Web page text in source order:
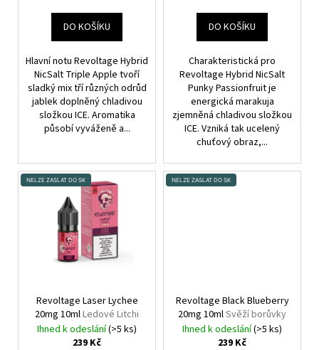
DO KOŠÍKU
Hlavní notu Revoltage Hybrid
NicSalt Triple Apple tvoří
sladký mix tří různých odrůd
jablek doplněný chladivou
složkou ICE. Aromatika
působí vyváženě a...
DO KOŠÍKU
Charakteristická pro
Revoltage Hybrid NicSalt
Punky Passionfruit je
energická marakuja
zjemněná chladivou složkou
ICE. Vzniká tak ucelený
chuťový obraz,...
NELZE ZASLAT DO SK
Revoltage Laser Lychee
20mg 10mlLedové Litchi
Ihned k odeslání(>5 ks)
239 Kč
NELZE ZASLAT DO SK
Revoltage Black Blueberry
20mg 10mlSvěží borůvky
Ihned k odeslání(>5 ks)
239 Kč